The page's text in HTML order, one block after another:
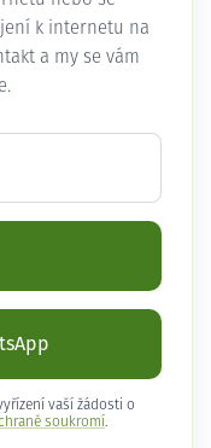
k internetu na
a my se vám
vaší žádosti o
soukromí .